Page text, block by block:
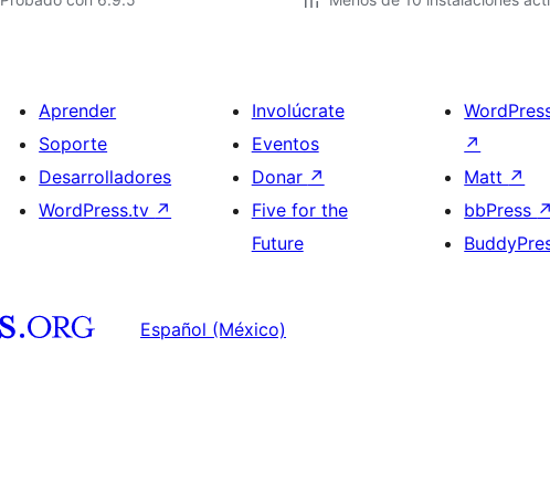
Aprender
Soporte
Desarrolladores
WordPress.tv ↗
Involúcrate
Eventos
Donar ↗
Five for the
Future
↗
Matt ↗
bbPress ↗
Español (México)